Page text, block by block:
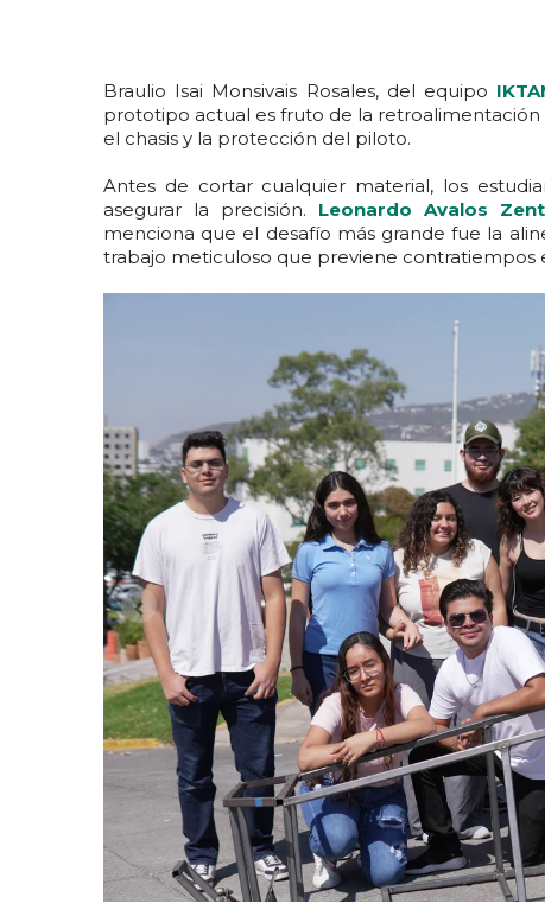
Braulio Isai Monsivais Rosales, del equipo
prototipo actual es fruto de la
el chasis y la protección del piloto.
Antes de cortar cualquier material, los
asegurar la precisión. Leonardo Avalos
menciona que el desafío más grande fue la
trabajo meticuloso que previene contratiempos